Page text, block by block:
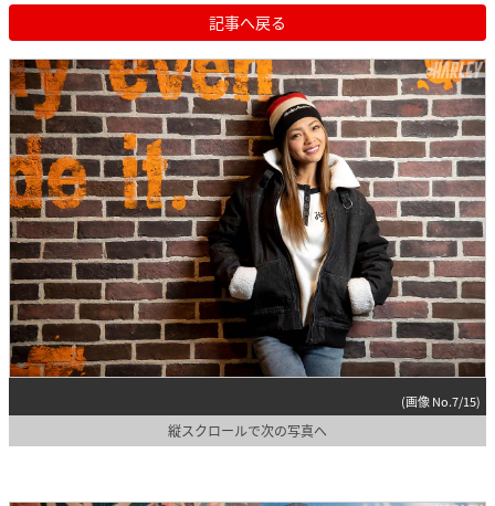
記事へ戻る
(画像 No.7/15)
縦スクロールで次の写真へ